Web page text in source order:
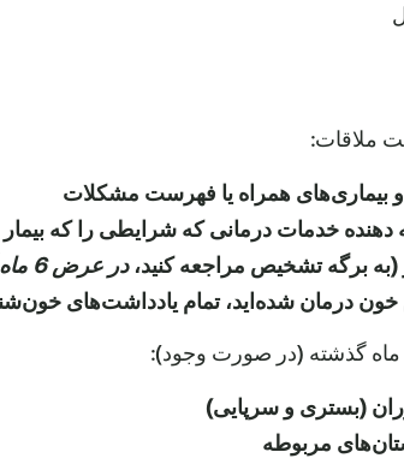
ملاقات:
بیماری‌های همراه یا فهرست مشکلات
دهنده خدمات درمانی که شرایطی را که
برگه تشخیص مراجعه کنید،در عرض 6 ماه گذشته کشیده شده باشد و اختلال را اثبات کند
درمان شده‌اید، تمام یادداشت‌های
(بستری و سرپایی)
مربوطه